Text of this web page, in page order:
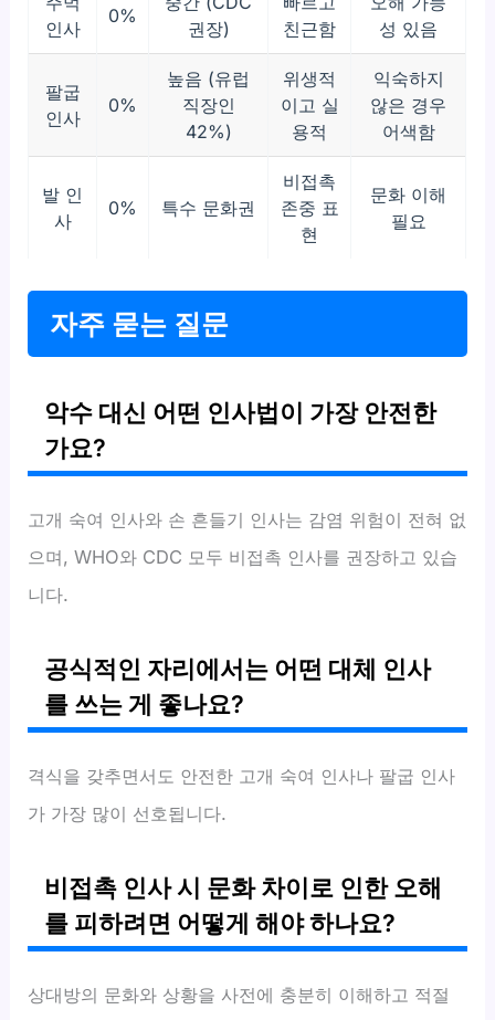
인사
0%
권장)
친근함
성 있음
팔굽
인사
0%
높음 (유럽
직장인
42%)
위생적
이고 실
용적
익숙하지
않은 경우
어색함
발 인
사
0% 특수 문화권
비접촉
존중 표
현
문화 이해
필요
자주 묻는 질문
악수 대신 어떤 인사법이 가장 안전한
가요?
고개 숙여 인사와 손 흔들기 인사는 감염 위험이 전혀 없
으며, WHO와 CDC 모두 비접촉 인사를 권장하고 있습
니다.
공식적인 자리에서는 어떤 대체 인사
를 쓰는 게 좋나요?
격식을 갖추면서도 안전한 고개 숙여 인사나 팔굽 인사
가 가장 많이 선호됩니다.
비접촉 인사 시 문화 차이로 인한 오해
를 피하려면 어떻게 해야 하나요?
상대방의 문화와 상황을 사전에 충분히 이해하고 적절